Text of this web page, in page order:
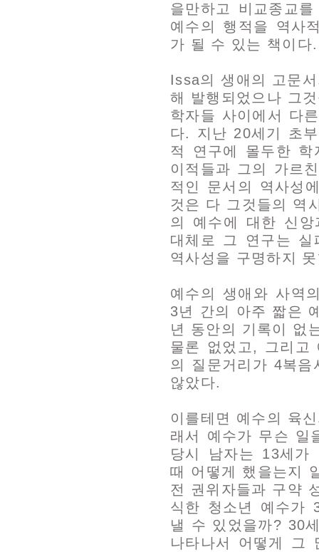
을만하고 비교종교
예수의 행적을 역사
가 될 수 있는 책이다.
Issa의 생애의 고문
해 발행되었으나 그
학자들 사이에서 다
다. 지난 20세기 초
적 연구에 몰두한
이적들과 그의 가르
적인 문서의 역사성
것은 다 그것들의 역
의 예수에 대한 신
대체로 그 연구는
역사성을 구명하지
예수의 생애와 사역
3년 간의 아주 짧은
년 동안의 기록이 없
물론 없었고, 그리고
의 질문거리가 4복
않았다.
이를테면 예수의 육
래서 예수가 무슨 일
당시 남자는 13세가
때 어떻게 했을는지
전 권위자들과 구약
식한 청소년 예수가
낼 수 있었을까? 30
나타나서 어떻게 그